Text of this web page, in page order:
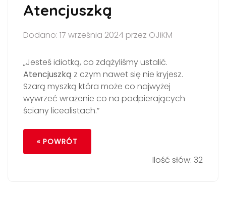
Atencjuszką
Dodano: 17 września 2024 przez OJiKM
„Jesteś idiotką, co zdążyliśmy ustalić.
Atencjuszką z czym nawet się nie kryjesz.
Szarą myszką która może co najwyżej
wywrzeć wrażenie co na podpierających
ściany licealistach.”
« POWRÓT
Ilość słów: 32